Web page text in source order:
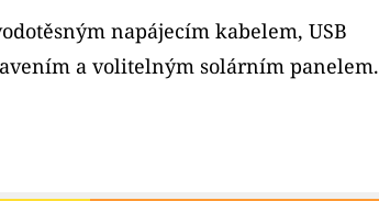
napájecím kabelem, USB
a volitelným solárním panelem.